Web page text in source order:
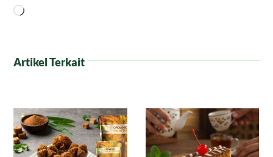
Memuat...
Artikel Terkait